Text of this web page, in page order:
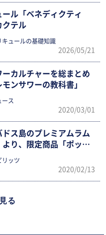
ル「ベネディクティ
クテル
キュールの基礎知識
2026/05/21
カルチャーを総まとめ
ンサワーの教科書」
ース
2020/03/01
ス島のプレミアムラム
より、限定商品「ポット
リッツ
2020/02/13
る